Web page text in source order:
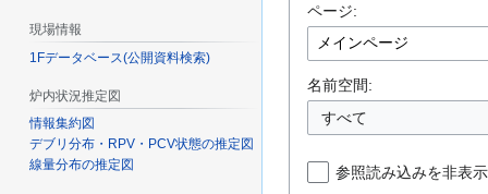
ページ:
名前空間:
すべて
参照読み込みを非表示
現場情報
1Fデータベース(公開資料検索)
炉内状況推定図
情報集約図
デブリ分布・RPV・PCV状態の推定図
線量分布の推定図